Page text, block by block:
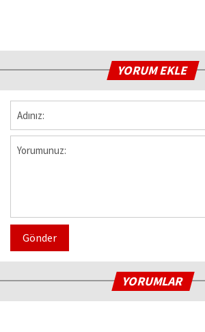
YORUM EKLE
Gönder
YORUMLAR